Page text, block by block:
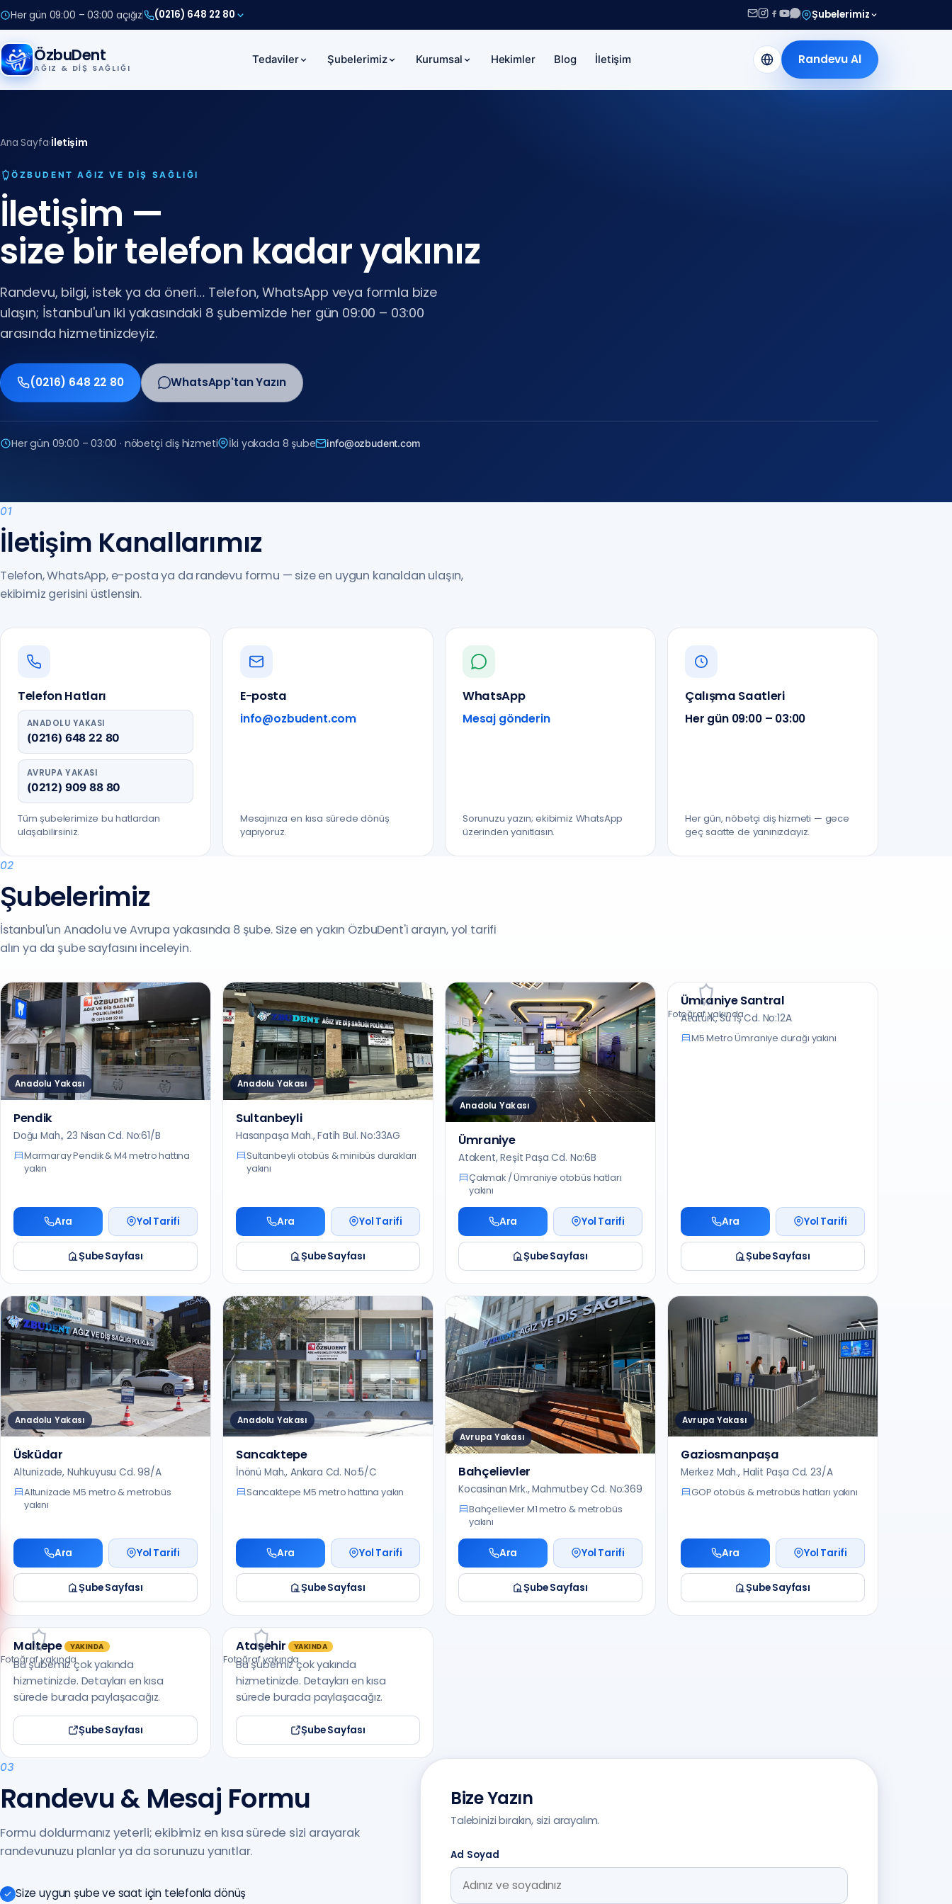
Her gün 09:00 – 03:00 açığız (0216) 648 22 80
(0212) 909 88 80
Şubelerimiz
ÖzbuDent
AĞIZ & DIŞ SAĞLIĞI
Tedaviler Şubelerimiz Kurumsal Hekimler Blog İletişim Randevu Al
Ana Sayfa›İletişim
ÖZBUDENT AĞIZ VE DIŞ SAĞLIĞI
İletişim —
size bir telefon kadar yakınız
Randevu, bilgi, istek ya da öneri… Telefon, WhatsApp veya formla bize
ulaşın; İstanbul'un iki yakasındaki 8 şubemizde her gün 09:00 – 03:00
arasında hizmetinizdeyiz.
(0216) 648 22 80
(0216) 648 22 80
Avrupa Yakası
(0212) 909 88 80
WhatsApp'tan Yazın
Her gün 09:00 – 03:00 · nöbetçi diş hizmeti İki yakada 8 şube info@ozbudent.com
01
İletişim Kanallarımız
Telefon, WhatsApp, e-posta ya da randevu formu — size en uygun kanaldan ulaşın,
ekibimiz gerisini üstlensin.
Telefon Hatları
ANADOLU YAKASI
(0216) 648 22 80
AVRUPA YAKASI
(0212) 909 88 80
Tüm şubelerimize bu hatlardan
ulaşabilirsiniz.
E-posta
info@ozbudent.com
Mesajınıza en kısa sürede dönüş
yapıyoruz.
WhatsApp
Mesaj gönderin
Sorunuzu yazın; ekibimiz WhatsApp
üzerinden yanıtlasın.
Çalışma Saatleri
Her gün 09:00 – 03:00
Her gün, nöbetçi diş hizmeti — gece
geç saatte de yanınızdayız.
02
Şubelerimiz
İstanbul'un Anadolu ve Avrupa yakasında 8 şube. Size en yakın ÖzbuDent'i arayın, yol tarifi
alın ya da şube sayfasını inceleyin.
Anadolu Yakası
Pendik
Doğu Mah., 23 Nisan Cd. No:61/B
Marmaray Pendik & M4 metro hattına
yakın
Ara Yol Tarifi
Şube Sayfası
Anadolu Yakası
Sultanbeyli
Hasanpaşa Mah., Fatih Bul. No:33AG
Sultanbeyli otobüs & minibüs durakları
yakını
Ara Yol Tarifi
Şube Sayfası
Anadolu Yakası
Ümraniye
Atakent, Reşit Paşa Cd. No:6B
Çakmak / Ümraniye otobüs hatları
yakını
Ara Yol Tarifi
Şube Sayfası
Fotoğraf yakında
Ümraniye Santral
Atatürk, Su İş Cd. No:12A
M5 Metro Ümraniye durağı yakını
Ara Yol Tarifi
Şube Sayfası
Anadolu Yakası
Üsküdar
Altunizade, Nuhkuyusu Cd. 98/A
Altunizade M5 metro & metrobüs
yakını
Ara Yol Tarifi
Şube Sayfası
Anadolu Yakası
Sancaktepe
İnönü Mah., Ankara Cd. No:5/C
Sancaktepe M5 metro hattına yakın
Ara Yol Tarifi
Şube Sayfası
Avrupa Yakası
Bahçelievler
Kocasinan Mrk., Mahmutbey Cd. No:369
Bahçelievler M1 metro & metrobüs
yakını
Ara Yol Tarifi
Şube Sayfası
Avrupa Yakası
Gaziosmanpaşa
Merkez Mah., Halit Paşa Cd. 23/A
GOP otobüs & metrobüs hatları yakını
Ara Yol Tarifi
Şube Sayfası
Fotoğraf yakında
Maltepe YAKINDA
Bu şubemiz çok yakında
hizmetinizde. Detayları en kısa
sürede burada paylaşacağız.
Şube Sayfası
Fotoğraf yakında
Ataşehir YAKINDA
Bu şubemiz çok yakında
hizmetinizde. Detayları en kısa
sürede burada paylaşacağız.
Şube Sayfası
03
Randevu & Mesaj Formu
Formu doldurmanız yeterli; ekibimiz en kısa sürede sizi arayarak
randevunuzu planlar ya da sorunuzu yanıtlar.
Size uygun şube ve saat için telefonla dönüş
Bize Yazın
Talebinizi bırakın, sizi arayalım.
Ad Soyad
Anadolu Yakası
(0216) 648 22 80
Avrupa Yakası
(0212) 909 88 80